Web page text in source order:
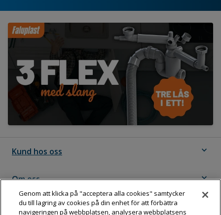
Kund hos oss expand_more
Om oss expand_more
Följ Dahl
Genom att klicka på "acceptera alla cookies" samtycker
du till lagring av cookies på din enhet för att förbättra
navigeringen på webbplatsen, analysera webbplatsens